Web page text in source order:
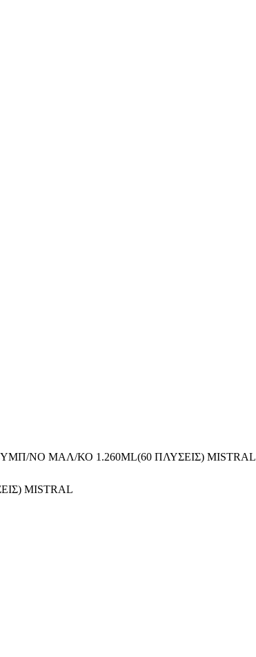
ΝΟ ΜΑΛ/ΚΟ 1.260ML(60 ΠΛΥΣΕΙΣ) MISTRAL
MISTRAL